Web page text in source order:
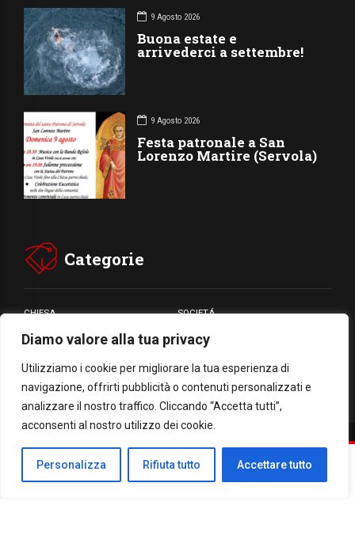
Diamo valore alla tua privacy
Utilizziamo i cookie per migliorare la tua esperienza di
navigazione, offrirti pubblicità o contenuti personalizzati e
analizzare il nostro traffico. Cliccando “Accetta tutti”,
acconsenti al nostro utilizzo dei cookie.
Personalizza Rifiuta tutto Accettare tutto
9 Agosto 2026
Buona estate e
arrivederci a settembre!
9 Agosto 2026
Festa patronale a San
Lorenzo Martire (Servola)
Categorie
CHIESA SOCIETÁ
CARITÁ GIUBILEO
CULTURA MEDIA
Facebook
WhatsApp
Threads
Email
Condividi